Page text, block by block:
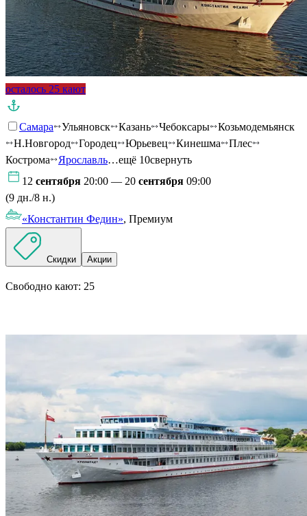
осталось 25 кают
Самара Ульяновск Казань Чебоксары
Козьмодемьянск
Н.Новгород
Городец Юрьевец Кинешма
Плес
Кострома
Ярославль…ещё 10свернуть
12 сентября 20:00 — 20 сентября 09:00
(9 дн./8 н.)
«Константин Федин», Премиум
Скидки Акции
Свободно кают: 25